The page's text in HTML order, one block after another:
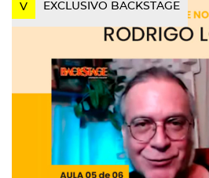
V EXCLUSIVO BACKSTAGE